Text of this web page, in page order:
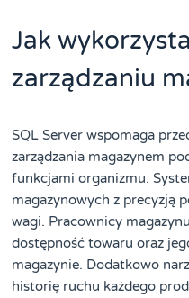
Jak
zarządzaniu
SQL Server wspomaga
zarządzania magazynem
funkcjami organizmu.
magazynowych z precyzją
wagi. Pracownicy
dostępność towaru oraz
magazynie. Dodatkowo
historię ruchu każdego